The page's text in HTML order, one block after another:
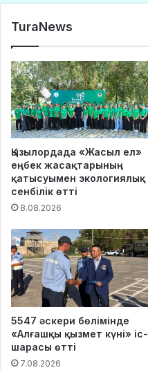
TuraNews
Қызылордада «Жасыл ел»
еңбек жасақтарының
қатысуымен экологиялық
сенбілік өтті
8.08.2026
5547 әскери бөлімінде
«Алғашқы қызмет күні» іс-
шарасы өтті
7.08.2026